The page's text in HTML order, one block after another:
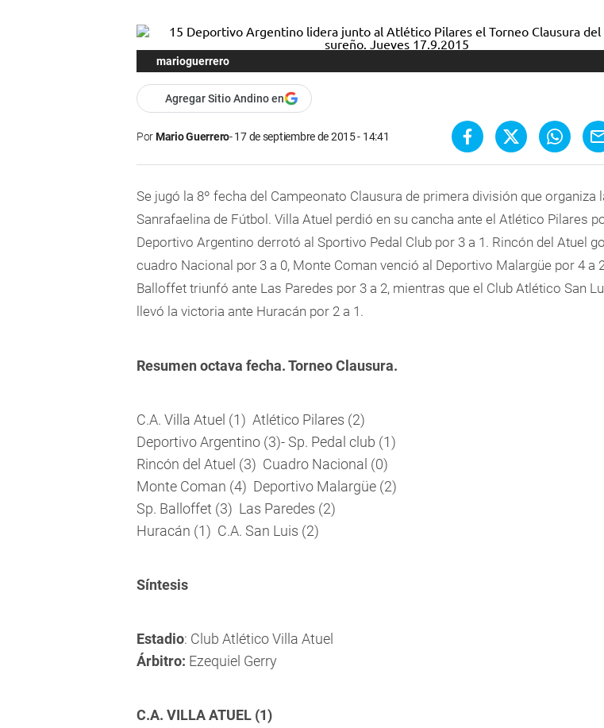
marioguerrero
Agregar Sitio Andino en
PorMario Guerrero 17 de septiembre de 2015 - 14:41
Se jugó la 8º fecha del Campeonato Clausura de primera división que organiza
Sanrafaelina de Fútbol. Villa Atuel perdió en su cancha ante el Atlético Pilares
Deportivo Argentino derrotó al Sportivo Pedal Club por 3 a 1. Rincón del Atuel
cuadro Nacional por 3 a 0, Monte Coman venció al Deportivo Malargüe por 4 a
Balloffet triunfó ante Las Paredes por 3 a 2, mientras que el Club Atlético San
llevó la victoria ante Huracán por 2 a 1.
Resumen octava fecha. Torneo Clausura.
C.A. Villa Atuel (1)  Atlético Pilares (2)
Deportivo Argentino (3)- Sp. Pedal club (1)
Rincón del Atuel (3)  Cuadro Nacional (0)
Monte Coman (4)  Deportivo Malargüe (2)
Sp. Balloffet (3)  Las Paredes (2)
Huracán (1)  C.A. San Luis (2)
Síntesis
Estadio: Club Atlético Villa Atuel
Árbitro: Ezequiel Gerry
C.A. VILLA ATUEL (1)